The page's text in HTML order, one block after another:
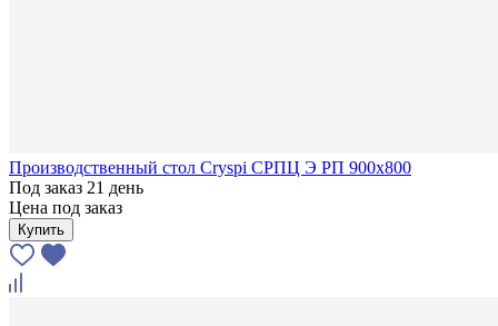
Производственный стол Cryspi СРПЦ Э РП 900х800
Под заказ 21 день
Цена под заказ
Купить